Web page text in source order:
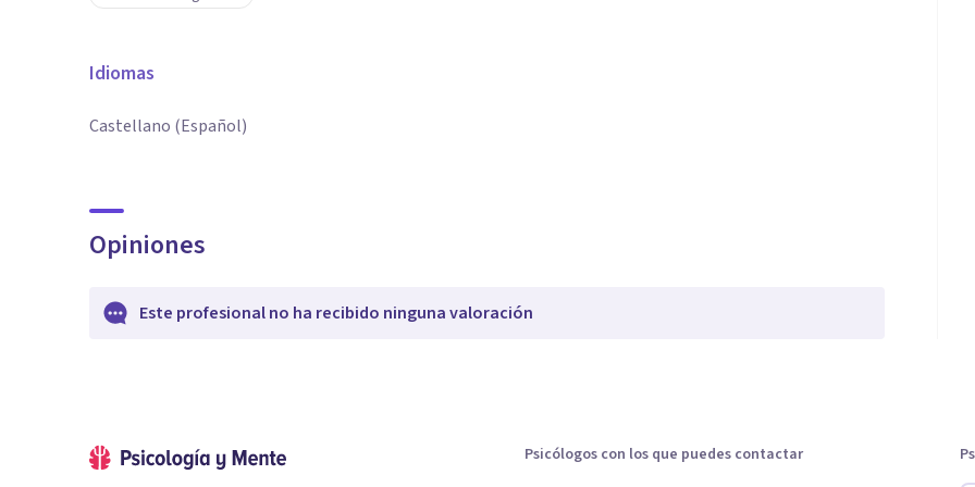
Idiomas
Castellano (Español)
Opiniones
Este profesional no ha recibido ninguna valoración
Psicólogos con los que puedes contactar